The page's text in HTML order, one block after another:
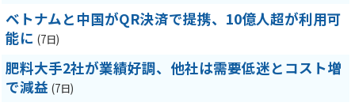
ベトナムと中国がQR決済で提携、10億人超が利用可
能に (7日)
肥料大手2社が業績好調、他社は需要低迷とコスト増
で減益 (7日)